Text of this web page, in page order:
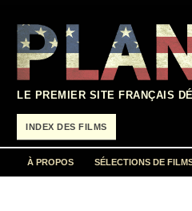
contenu
LE PREMIER SITE FRANÇAIS
INDEX DES FILMS
À PROPOS SÉLECTIONS DE